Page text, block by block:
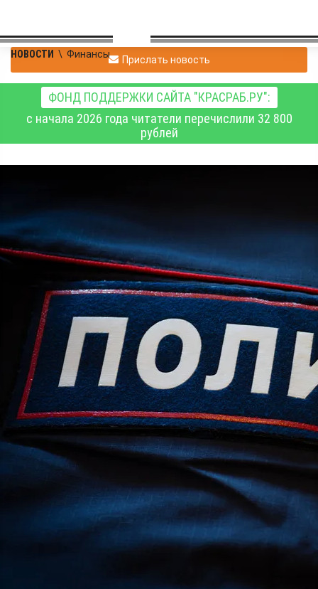
НОВОСТИ \ Финансы Прислать новость
ФОНД ПОДДЕРЖКИ САЙТА "КРАСРАБ.РУ":
с начала 2026 года читатели перечислили 32 800
рублей
Шушенского отдела
МВД раскрыли хищение
денег с банковской
карты
Финансы
31.05.2026 17:05 289
В правоохранительные органы обратился пенсионер 1958
года рождения и сообщил, что с его счёта были незаконно
списаны деньги. Сотрудники полиции выяснили, что к